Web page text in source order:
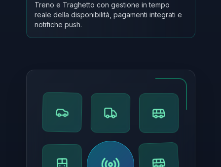
Treno e Traghetto con gestione in tempo
reale della disponibilità, pagamenti integrati e
notifiche push.